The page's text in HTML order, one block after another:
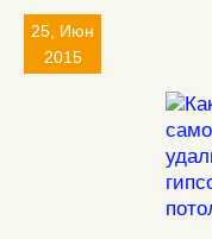
25, Июн
2015